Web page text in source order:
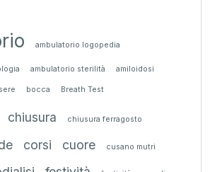
ambulatorio logopedia
ambulatorio sterilità amiloidosi
bocca Breath Test
chiusura chiusura ferragosto
corsi cuore cusano mutri